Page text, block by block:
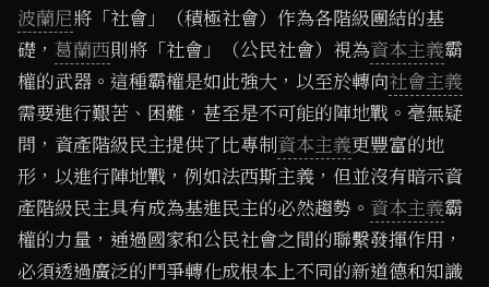
波蘭尼將「社會」（積極社會）作為各階級團結的基
礎， 葛蘭西則將「社會」（公民社會）視為資本主義霸
權的武器。這種霸權是如此強大，以至於轉向社會主義
需要進行艱苦、困難，甚至是不可能的陣地戰。毫無疑
問，資產階級民主提供了比專制資本主義更豐富的地
形，以進行陣地戰，例如法西斯主義，但並沒有暗示資
產階級民主具有成為基進民主的必然趨勢。 資本主義霸
權的力量，通過國家和公民社會之間的聯繫發揮作用，
必須透過廣泛的鬥爭轉化成根本上不同的新道德和知識